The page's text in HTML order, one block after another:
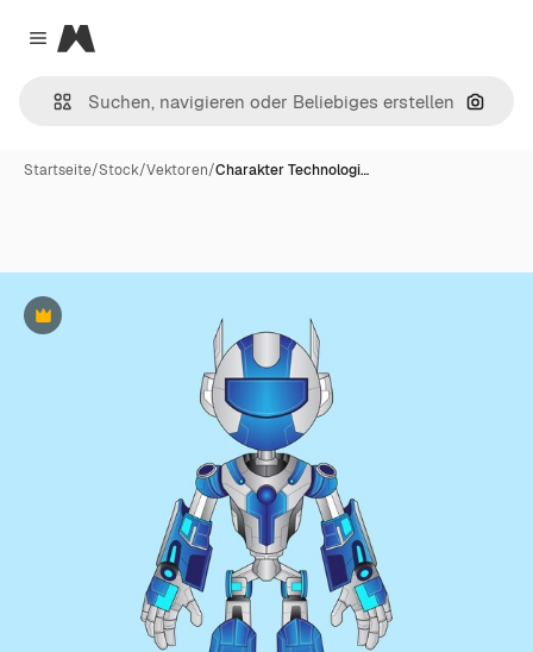
Close menu
Magnific
Nach
Startseite/Stock/Vektoren/Charakter Technologi…
Premium